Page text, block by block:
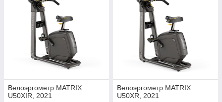
Велоэргометр MATRIX
U50XIR, 2021
Велоэргометр MATRIX
U50XR, 2021